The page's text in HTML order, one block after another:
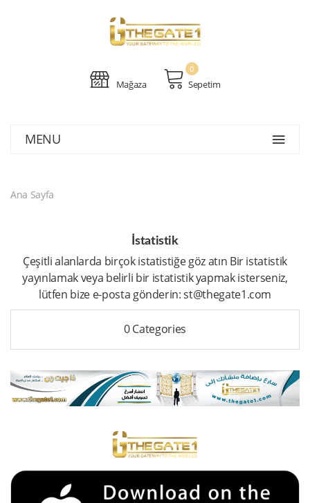
Mağaza Sepetim
0
MENU
Ana Sayfa
İstatistik
Çeşitli alanlarda birçok istatistiğe göz atın Bir istatistik
yayınlamak veya belirli bir istatistik yapmak isterseniz,
lütfen bize e-posta gönderin: st@thegate1.com
0 Categories